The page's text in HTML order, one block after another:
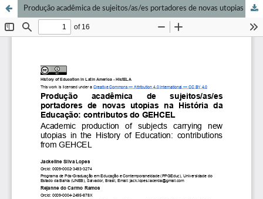
Produção acadêmica de sujeitos/as/es portadores de novas utopias na História da Educação